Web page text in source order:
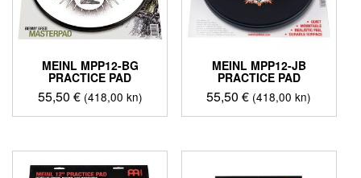
MEINL MPP12-BG
PRACTICE PAD
55,50 € (418,00 kn)
MEINL MPP12-JB
PRACTICE PAD
55,50€ (418,00 kn)